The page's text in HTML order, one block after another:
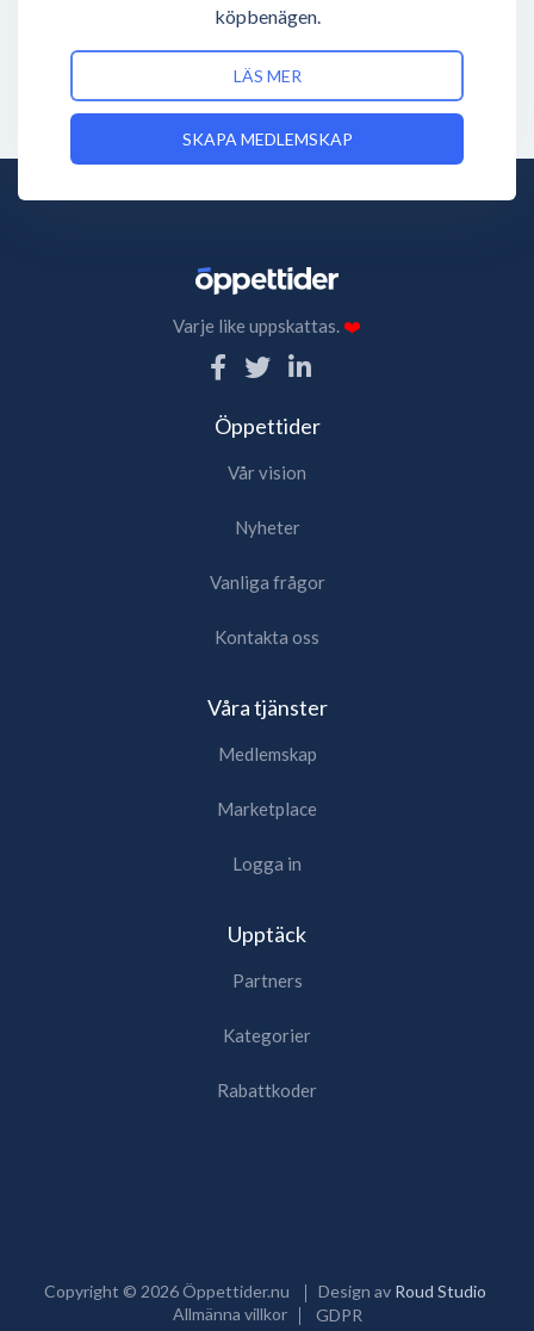
köpbenägen.
LÄS MER
SKAPA MEDLEMSKAP
Varje like uppskattas.❤️
Öppettider
Vår vision
Nyheter
Vanliga frågor
Kontakta oss
Våra tjänster
Medlemskap
Marketplace
Logga in
Upptäck
Partners
Kategorier
Rabattkoder
Copyright © 2026Öppettider.nu Design av Roud Studio
Allmänna villkor
GDPR